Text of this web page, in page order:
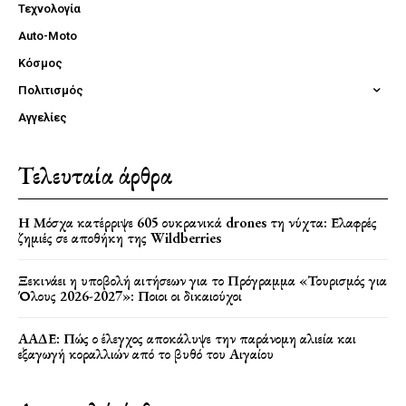
Τεχνολογία
Auto-Moto
Κόσμος
Πολιτισμός
Αγγελίες
Τελευταία άρθρα
Η Μόσχα κατέρριψε 605 ουκρανικά drones τη νύχτα: Ελαφρές
ζημιές σε αποθήκη της Wildberries
Ξεκινάει η υποβολή αιτήσεων για το Πρόγραμμα «Τουρισμός για
Όλους 2026-2027»: Ποιοι οι δικαιούχοι
ΑΑΔΕ: Πώς ο έλεγχος αποκάλυψε την παράνομη αλιεία και
εξαγωγή κοραλλιών από το βυθό του Αιγαίου